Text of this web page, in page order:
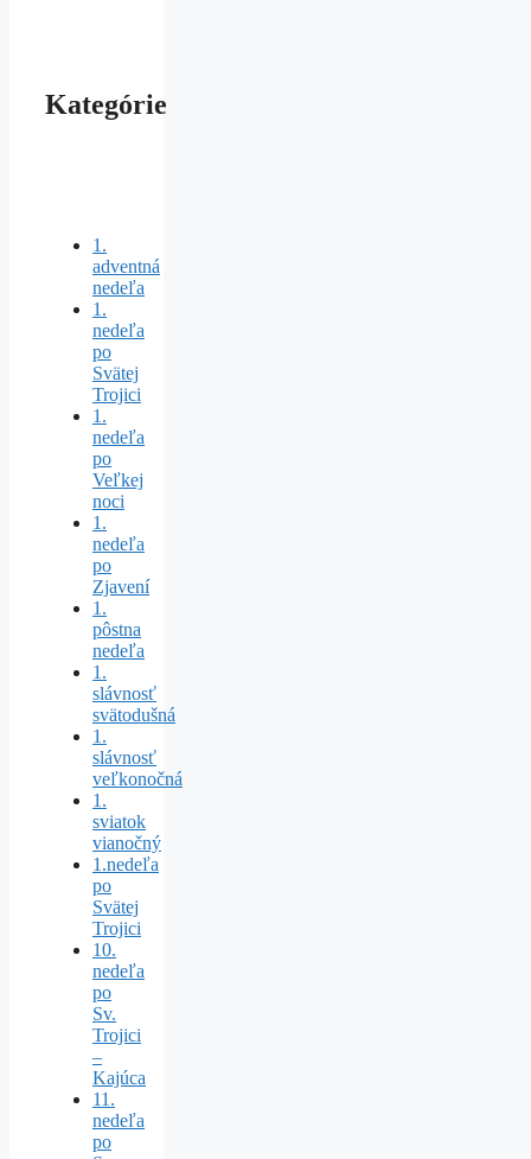
Kategórie
1.
adventná
nedeľa
1.
nedeľa
po
Svätej
Trojici
1.
nedeľa
po
Veľkej
noci
1.
nedeľa
po
Zjavení
1.
pôstna
nedeľa
1.
slávnosť
svätodušná
1.
slávnosť
veľkonočná
1.
sviatok
vianočný
1.nedeľa
po
Svätej
Trojici
10.
nedeľa
po
Sv.
Trojici
–
Kajúca
11.
nedeľa
po